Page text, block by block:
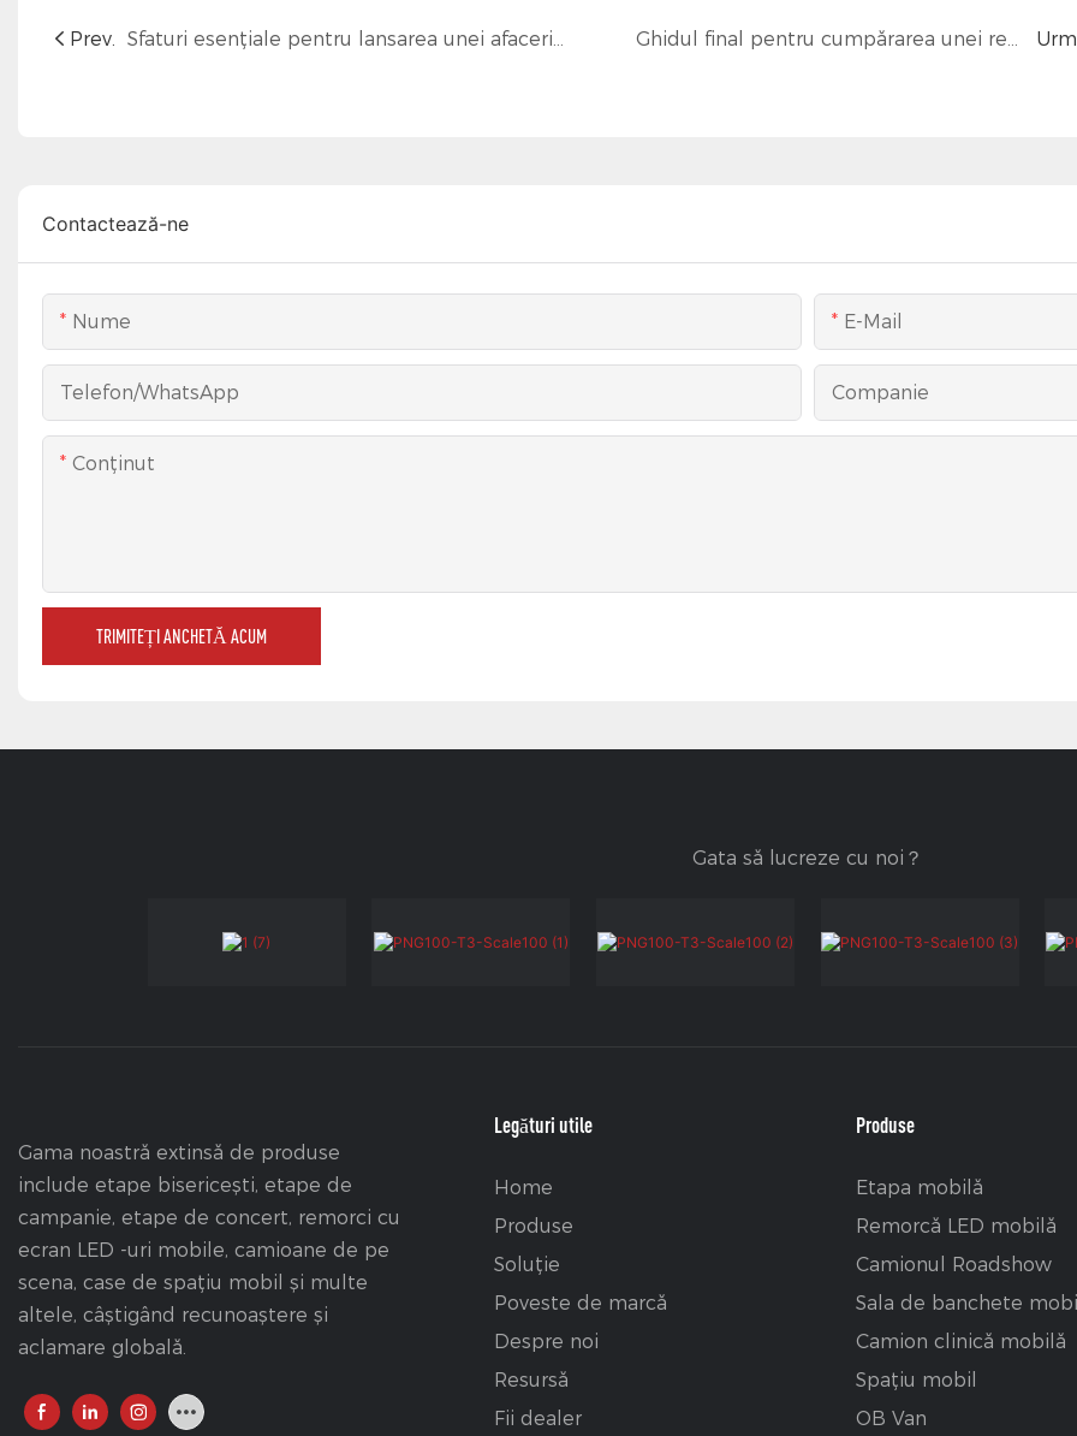
Prev. Sfaturi esențiale pentru lansarea unei afaceri pentru camioane de bucătărie mobilă Ghidul final pentru cumpărarea unei remorci publicitare
Contactează-ne
Nume E-Mail
Telefon/WhatsApp Companie
Conţinut
TRIMITEȚI ANCHETĂ ACUM
Gata să lucreze cu noi？
Gama noastră extinsă de produse
include etape bisericești, etape de
campanie, etape de concert, remorci cu
ecran LED -uri mobile, camioane de pe
scena, case de spațiu mobil și multe
altele, câștigând recunoaștere și
aclamare globală.
Legături utile
Home
Produse
Soluţie
Poveste de marcă
Despre noi
Resursă
Fii dealer
Produse
Etapa mobilă
Remorcă LED mobilă
Camionul Roadshow
Sala de banchete
Camion clinică mobilă
Spațiu mobil
OB Van